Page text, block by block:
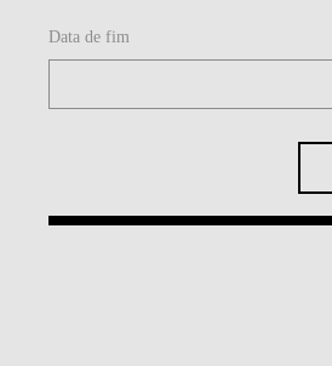
Data de fim